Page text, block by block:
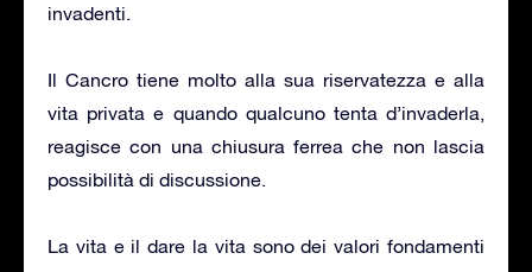
invadenti.
Il Cancro tiene molto alla sua riservatezza e alla
vita privata e quando qualcuno tenta d’invaderla,
reagisce con una chiusura ferrea che non lascia
possibilità di discussione.
La vita e il dare la vita sono dei valori fondamenti